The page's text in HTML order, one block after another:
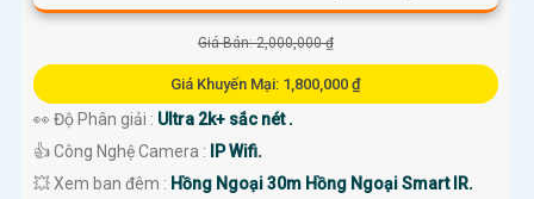
Giá Bán: 2,000,000 ₫
Giá Khuyến Mại: 1,800,000 ₫
👀 Độ Phân giải : Ultra 2k+ sắc nét .
👍 Công Nghệ Camera :
IP Wifi.
💥 Xem ban đêm : Hồng Ngoại 30m Hồng Ngoại Smart IR.